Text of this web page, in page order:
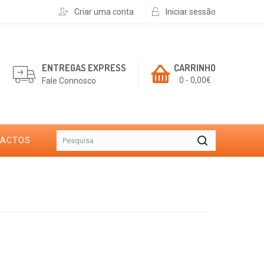
Criar uma conta Iniciar sessão
CARRINHO
0 - 0,00€
ENTREGAS EXPRESS
Fale Connosco